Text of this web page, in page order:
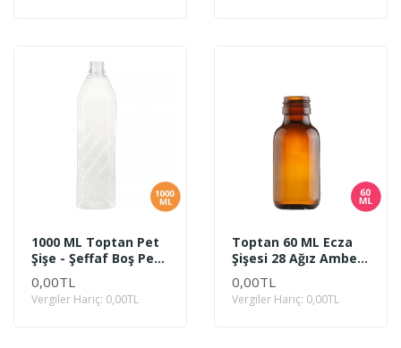
1000 ML Toptan Pet
Şişe - Şeffaf Boş Pet
Şişe 1 Litre Yağ -
Sirke Şişesi
0,00TL
Vergiler Hariç: 0,00TL
Toptan 60 ML Ecza
Şişesi 28 Ağız Amber
Renk Cam
0,00TL
Vergiler Hariç: 0,00TL